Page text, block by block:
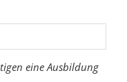
eine Ausbildung